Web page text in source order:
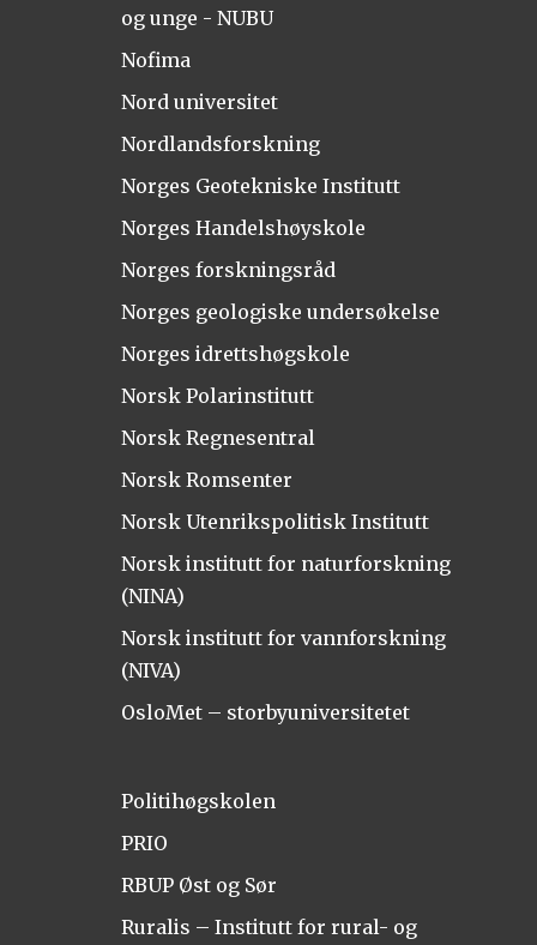
og unge - NUBU
Nofima
Nord universitet
Nordlandsforskning
Norges Geotekniske Institutt
Norges Handelshøyskole
Norges forskningsråd
Norges geologiske undersøkelse
Norges idrettshøgskole
Norsk Polarinstitutt
Norsk Regnesentral
Norsk Romsenter
Norsk Utenrikspolitisk Institutt
Norsk institutt for naturforskning
(NINA)
Norsk institutt for vannforskning
(NIVA)
OsloMet – storbyuniversitetet
Politihøgskolen
PRIO
RBUP Øst og Sør
Ruralis – Institutt for rural- og